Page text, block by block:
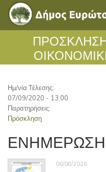
Ημ/νία Τέλεσης:
07/09/2020 - 13:00
Παρατηρήσεις:
Πρόσκληση
ΕΝΗΜΕΡΩΣΗ
06/08/2026